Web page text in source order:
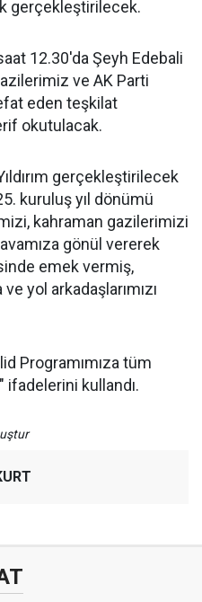
gerçekleştirilecek.
12.30'da Şeyh Edebali
ve AK Parti
eden teşkilat
okutulacak.
gerçekleştirilecek
kuruluş yıl dönümü
kahraman gazilerimizi
gönül vererek
emek vermiş,
yol arkadaşlarımızı
Programımıza tüm
kullandı.